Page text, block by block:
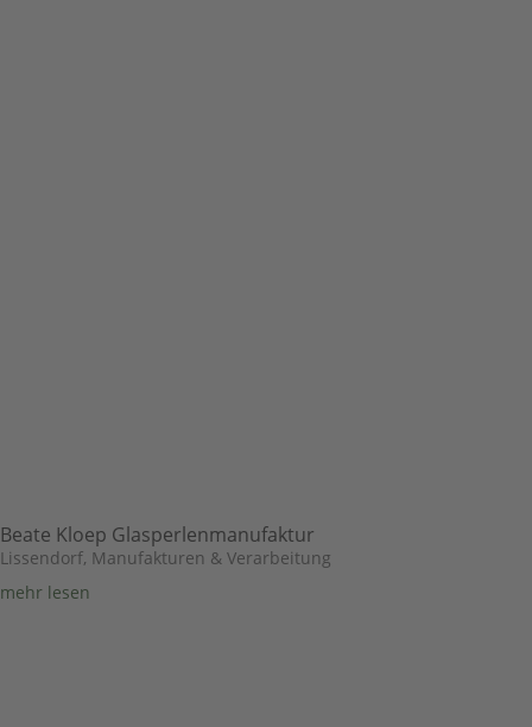
Beate Kloep Glasperlenmanufaktur
Lissendorf, Manufakturen & Verarbeitung
mehr lesen